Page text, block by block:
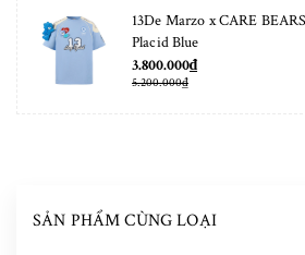
13De Marzo x CARE
Placid Blue
3.800.000₫
5.200.000₫
SẢN PHẨM CÙNG LOẠI